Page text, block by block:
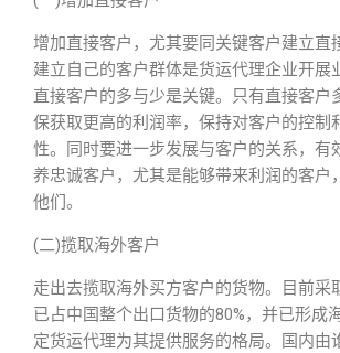
增加直接客户，尤其要同关键客户建立直
建立自己的客户群体是货运代理企业开展
直接客户的多与少是关键。只有直接客户
保获取更高的利润率，保持对客户的控制
性。同时要进一步发展与客户的关系，有
养忠诚客户，尤其是能够带来利润的客户
他们。
(二)揽取海外客户
走出去揽取海外买方客户的货物。目前采
已占中国整个出口货物的80%，并已形成
定货运代理为其提供服务的格局。国内由